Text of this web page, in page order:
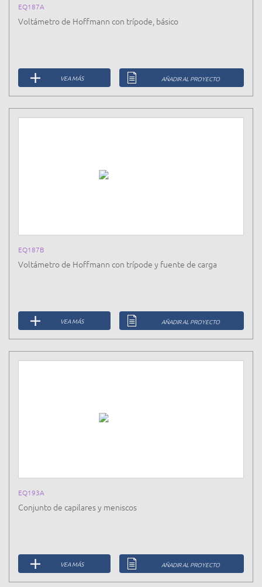
EQ187A
Voltámetro de Hoffmann con trípode, básico
VEA MÁS AÑADIR AL PROYECTO
EQ187B
Voltámetro de Hoffmann con trípode y fuente de carga
VEA MÁS AÑADIR AL PROYECTO
EQ193A
Conjunto de capilares y meniscos
VEA MÁS AÑADIR AL PROYECTO